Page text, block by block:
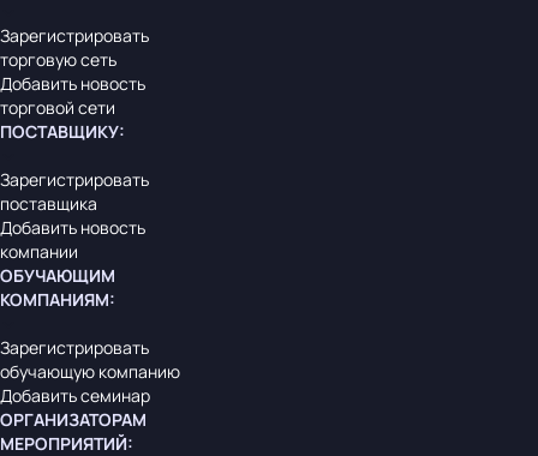
Зарегистрировать
торговую сеть
Добавить новость
торговой сети
ПОСТАВЩИКУ:
Зарегистрировать
поставщика
Добавить новость
компании
ОБУЧАЮЩИМ
КОМПАНИЯМ:
Зарегистрировать
обучающую компанию
Добавить семинар
ОРГАНИЗАТОРАМ
МЕРОПРИЯТИЙ: